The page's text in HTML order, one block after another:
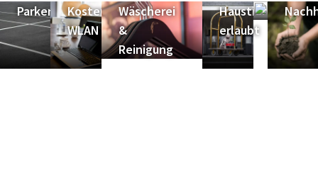
Parken
Kostenloses
WLAN
Wäscherei
&
Reinigung
Haustiere
erlaubt